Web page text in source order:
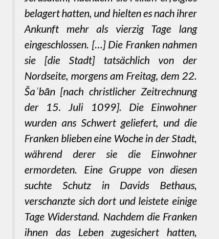
belagert hatten, und hielten es nach ihrer
Ankunft mehr als vierzig Tage lang
eingeschlossen. […] Die Franken nahmen
sie [die Stadt] tatsächlich von der
Nordseite, morgens am Freitag, dem 22.
Šaʿbān [nach christlicher Zeitrechnung
der 15. Juli 1099]. Die Einwohner
wurden ans Schwert geliefert, und die
Franken blieben eine Woche in der Stadt,
während derer sie die Einwohner
ermordeten. Eine Gruppe von diesen
suchte Schutz in Davids Bethaus,
verschanzte sich dort und leistete einige
Tage Widerstand. Nachdem die Franken
ihnen das Leben zugesichert hatten,